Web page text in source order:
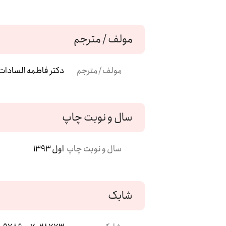
مولف / مترجم
مولف / مترجم دکتر فاطمه
سال و نوبت چاپ
سال و نوبت چاپ اول 1393
شابک